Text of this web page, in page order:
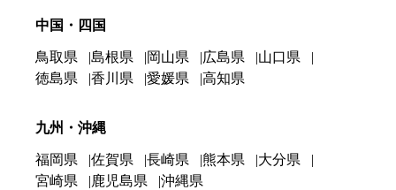
中国・四国
鳥取県 島根県 岡山県 広島県
山口県
徳島県
香川県 愛媛県 高知県
九州・沖縄
福岡県 佐賀県 長崎県 熊本県
大分県
宮崎県
鹿児島県 沖縄県